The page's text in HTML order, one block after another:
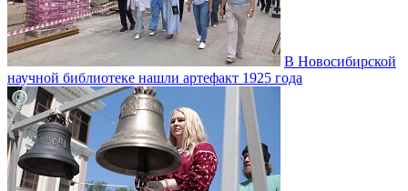
В Новосибирской
научной библиотеке нашли артефакт 1925 года